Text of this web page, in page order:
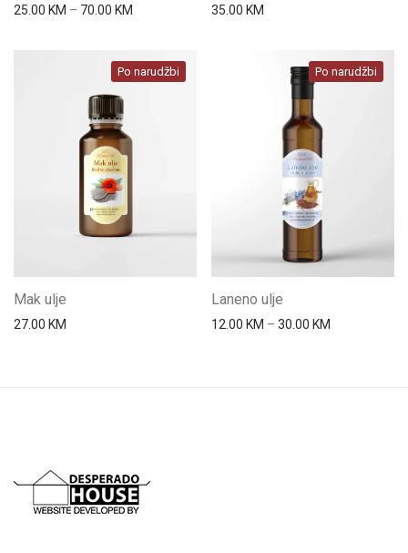
25.00 KM – 70.00 KM Price range: 25.00 KM through 70.00 KM
35.00 KM
Po narudžbi
Mak ulje
27.00 KM
Po narudžbi
Laneno ulje
12.00 KM – 30.00 KM